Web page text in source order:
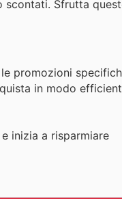
scontati. Sfrutta
promozioni
in modo
inizia a risparmiare